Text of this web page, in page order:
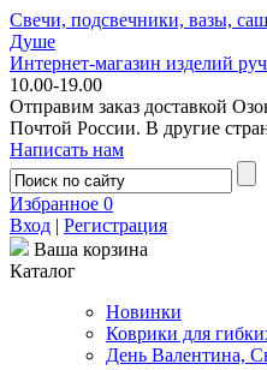
Свечи, подсвечники, вазы,
Душе
Интернет-магазин изделий
10.00-19.00
Отправим заказ доставкой
Почтой России. В другие
Написать нам
Избранное 0
Вход | Регистрация
Ваша корзина
Каталог
Новинки
Коврики для
День Валентина,